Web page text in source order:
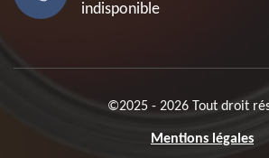
indisponible
©2025 - 2026 Tout droit
Mentions légales